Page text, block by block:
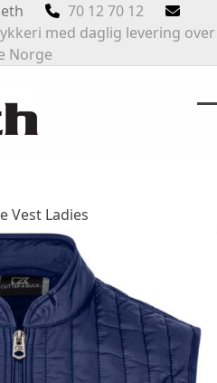
70 12 70 12
med daglig levering over
Norge
Vest Ladies